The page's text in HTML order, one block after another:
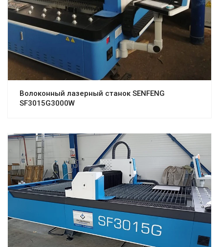
Волоконный лазерный станок SENFENG
SF3015G3000W